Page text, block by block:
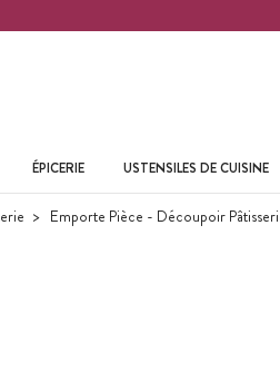
ÉPICERIE USTENSILES DE CUISINE
Emporte Pièce - Découpoir